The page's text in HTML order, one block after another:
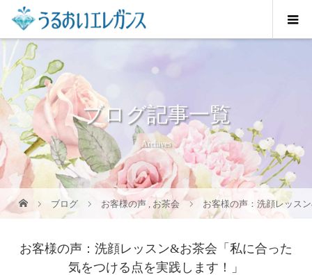
ブログ記事一覧
Archives
ブログ お客様の声 , お茶会 お客様の声：洗顔レッス
お客様の声：洗顔レッスン&お茶会「私に合った
気をつける点を実践します！」